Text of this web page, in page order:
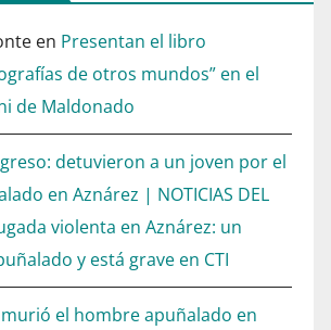
en Presentan el libro
de otros mundos” en el
de Maldonado
detuvieron a un joven por el
en Aznárez | NOTICIAS DEL
violenta en Aznárez: un
y está grave en CTI
el hombre apuñalado en